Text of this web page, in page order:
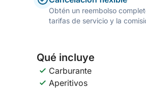
Obtén un reembolso
tarifas de servicio y la
Qué incluye
Carburante
Aperitivos